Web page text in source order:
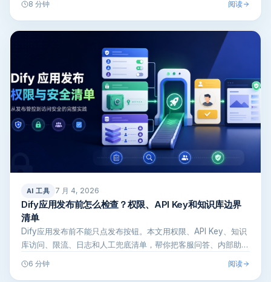
8 分钟 阅读
AI 工具 7 月 4, 2026
Dify应用发布前怎么检查？权限、API Key和知识库边界
清单
Dify应用发布前不能只点发布按钮。本文用权限、API Key、知识
库访问、限流、日志和人工兜底清单，帮你把客服问答、内部助手
6 分钟 阅读